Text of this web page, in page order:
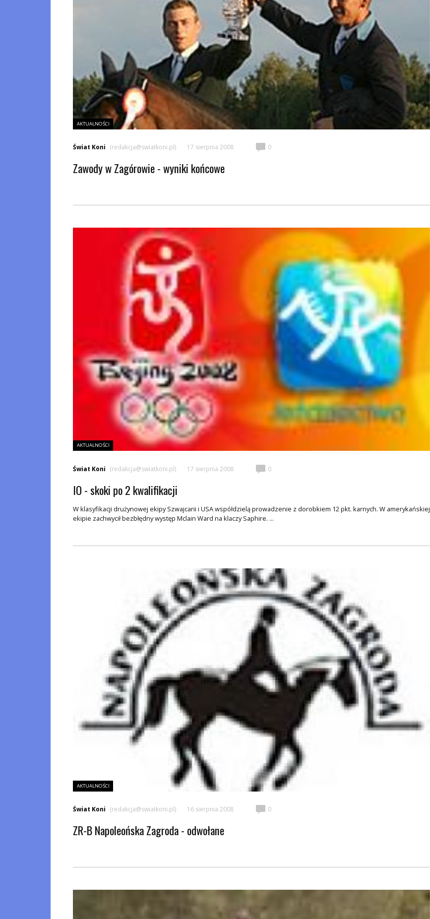
AKTUALNOŚCI
Świat Koni (redakcja@swiatkoni.pl) 17 sierpnia 2008 0
Zawody w Zagórowie - wyniki końcowe
AKTUALNOŚCI
Świat Koni (redakcja@swiatkoni.pl) 17 sierpnia 2008 0
IO - skoki po 2 kwalifikacji
W klasyfikacji drużynowej ekipy Szwajcarii i USA współdzielą prowadzenie z dorobkiem 12 pkt. karnych. W amerykańskiej
ekipie zachwycił bezbłędny występ Mclain Ward na klaczy Saphire. ...
AKTUALNOŚCI
Świat Koni (redakcja@swiatkoni.pl) 16 sierpnia 2008 0
ZR-B Napoleońska Zagroda - odwołane